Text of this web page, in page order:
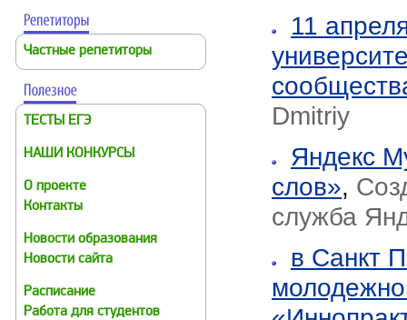
Частные репетиторы
ТЕСТЫ ЕГЭ
НАШИ КОНКУРСЫ
О проекте
Контакты
Новости образования
Новости сайта
Расписание
Работа для студентов
11
Dmitriy
Яндекс
слов»,
служба
в Санкт